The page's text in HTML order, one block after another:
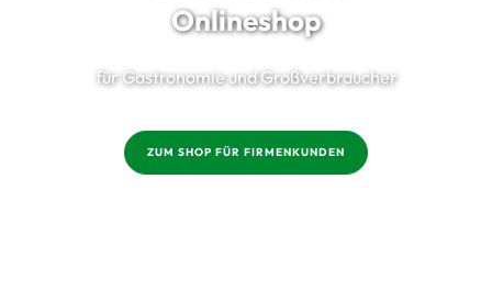
Onlineshop
für Gastronomie und Großverbraucher
ZUM SHOP FÜR FIRMENKUNDEN